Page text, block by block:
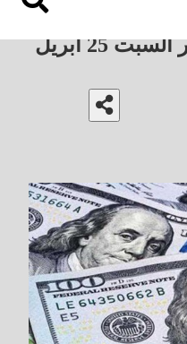
سعر الدولار اليوم في مصر السبت 25 أبريل